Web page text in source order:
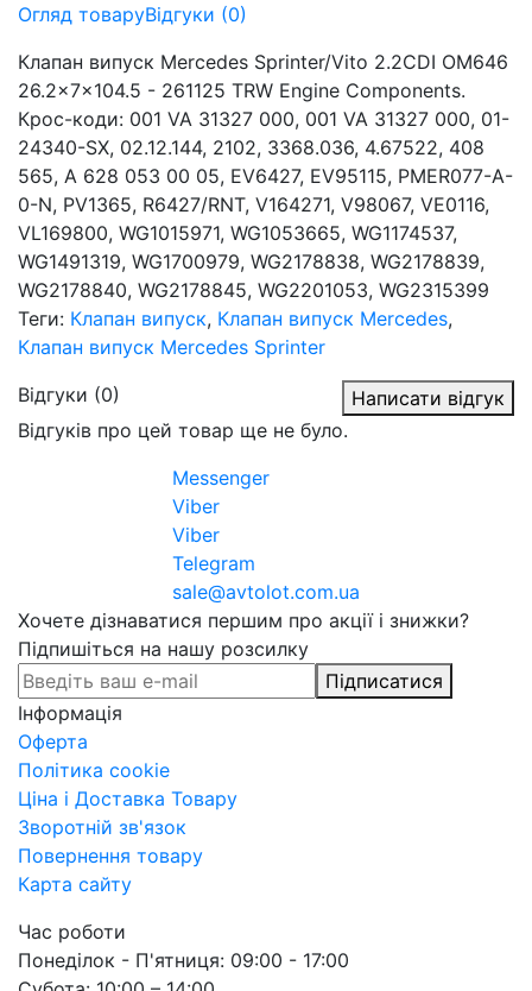
Огляд товаруВідгуки (0)
Клапан випуск Mercedes Sprinter/Vito 2.2CDI OM646
26.2x7x104.5 - 261125 TRW Engine Components.
Крос-коди: 001 VA 31327 000, 001 VA 31327 000, 01-
24340-SX, 02.12.144, 2102, 3368.036, 4.67522, 408
565, A 628 053 00 05, EV6427, EV95115, PMER077-A-
0-N, PV1365, R6427/RNT, V164271, V98067, VE0116,
VL169800, WG1015971, WG1053665, WG1174537,
WG1491319, WG1700979, WG2178838, WG2178839,
WG2178840, WG2178845, WG2201053, WG2315399
Теги: Клапан випуск, Клапан випуск Mercedes,
Клапан випуск Mercedes Sprinter
Відгуки (0)
Написати відгук
Відгуків про цей товар ще не було.
Messenger
Viber
Viber
Telegram
sale@avtolot.com.ua
Хочете дізнаватися першим про акції і знижки?
Підпишіться на нашу розсилку
Підписатися
Інформація
Оферта
Політика cookie
Ціна і Доставка Товару
Зворотній зв'язок
Повернення товару
Карта сайту
Час роботи
Понеділок - П'ятниця: 09:00 - 17:00